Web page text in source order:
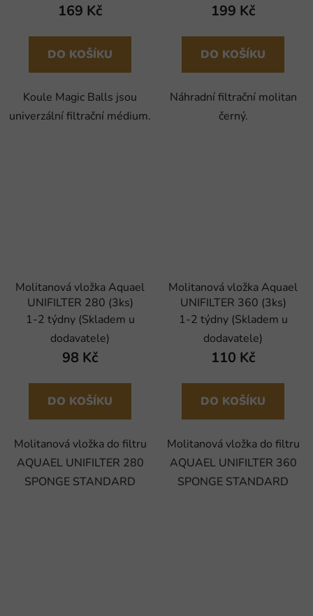
169 Kč
DO KOŠÍKU
Koule Magic Balls jsou
univerzální filtrační médium.
199 Kč
DO KOŠÍKU
Náhradní filtrační molitan
černý.
Molitanová vložka Aquael
UNIFILTER 280 (3ks)
1-2 týdny (Skladem u
dodavatele)
98 Kč
DO KOŠÍKU
Molitanová vložka do filtru
AQUAEL UNIFILTER 280
SPONGE STANDARD
Molitanová vložka Aquael
UNIFILTER 360 (3ks)
1-2 týdny (Skladem u
dodavatele)
110 Kč
DO KOŠÍKU
Molitanová vložka do filtru
AQUAEL UNIFILTER 360
SPONGE STANDARD